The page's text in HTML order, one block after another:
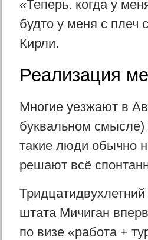
«Теперь. когда у
будто у меня с плеч
Кирли.
Реализация
Многие уезжают в
буквальном смысле)
такие люди обычно
решают всё
штата Мичиган
по визе «работа +